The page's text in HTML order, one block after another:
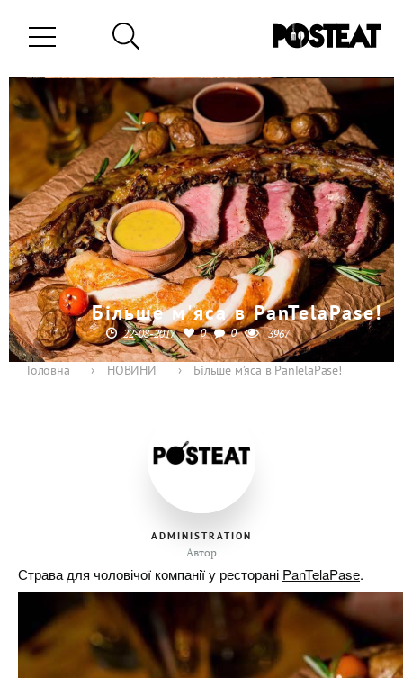
Більше м'яса в PanTelaPasе!
22-08-2017 0 0 3967
Головна › НОВИНИ › Більше м’яса в PanTelaPasе!
ADMINISTRATION
Автор
Страва для чоловічої компанії у ресторані PanTelaPasе.